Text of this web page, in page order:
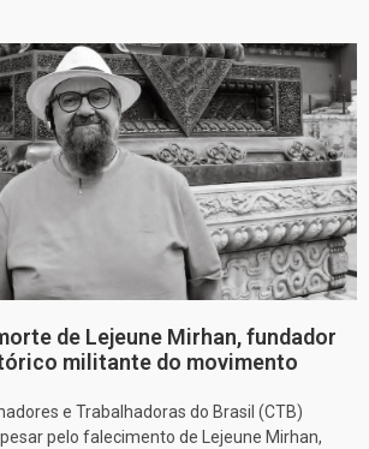
de Lejeune Mirhan, fundador
militante do movimento
e Trabalhadoras do Brasil (CTB)
pelo falecimento de Lejeune Mirhan,